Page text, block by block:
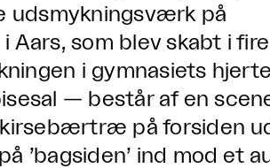
udsmykningsværk på
Aars, som blev skabt i
i gymnasiets
— består af en
på forsiden
’bagsiden’ ind mod et